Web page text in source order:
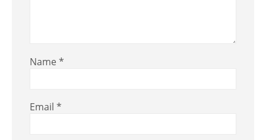
Name *
Email *